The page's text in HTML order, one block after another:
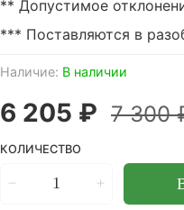
Наличие: В наличии
6 205 ₽ 7 300
КОЛИЧЕСТВО
** Допустимое
*** Поставляются в